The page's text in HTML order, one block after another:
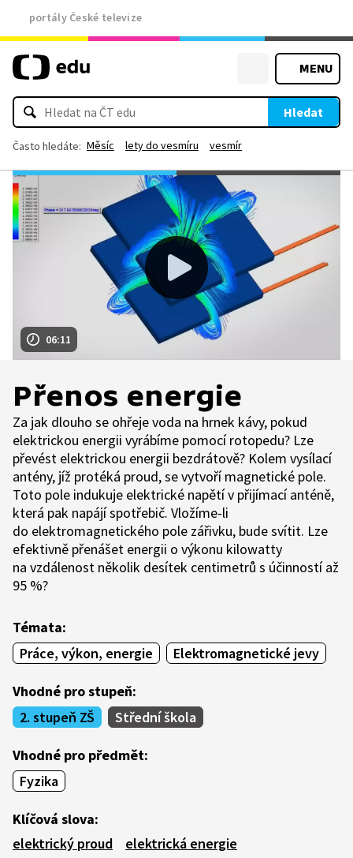
portály České televize
MENU
Hledat
Často hledáte: Měsíc lety do vesmíru vesmír
06:11
Přenos energie
Za jak dlouho se ohřeje voda na hrnek kávy, pokud
elektrickou energii vyrábíme pomocí rotopedu? Lze
převést elektrickou energii bezdrátově? Kolem vysílací
antény, jíž protéká proud, se vytvoří magnetické pole.
Toto pole indukuje elektrické napětí v přijímací anténě,
která pak napájí spotřebič. Vložíme-li
do elektromagnetického pole zářivku, bude svítit. Lze
efektivně přenášet energii o výkonu kilowatty
na vzdálenost několik desítek centimetrů s účinností až
95 %?
Témata:
Práce, výkon, energie
Elektromagnetické jevy
Vhodné pro stupeň:
2. stupeň ZŠ
Střední škola
Vhodné pro předmět:
Fyzika
Klíčová slova:
elektrický proud
elektrická energie